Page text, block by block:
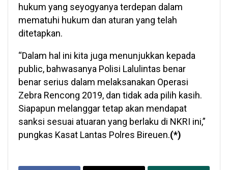
hukum yang seyogyanya terdepan dalam
mematuhi hukum dan aturan yang telah
ditetapkan.
“Dalam hal ini kita juga menunjukkan kepada
public, bahwasanya Polisi Lalulintas benar
benar serius dalam melaksanakan Operasi
Zebra Rencong 2019, dan tidak ada pilih kasih.
Siapapun melanggar tetap akan mendapat
sanksi sesuai atuaran yang berlaku di NKRI ini,”
pungkas Kasat Lantas Polres Bireuen.(*)